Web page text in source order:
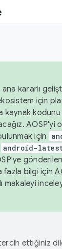
kararlı
için
kaynak
AOSP'yi
için
android-
fazla bilgi için
makaleyi
ettiğiniz